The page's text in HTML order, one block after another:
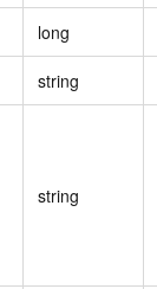
long
string
string